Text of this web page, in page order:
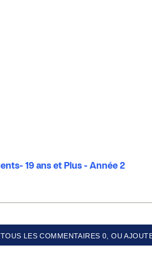
19 ans et Plus - Année 2
LES COMMENTAIRES 0, OU